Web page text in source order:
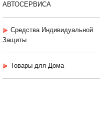
АВТОСЕРВИСА
Средства Индивидуальной
Защиты
Товары для Дома